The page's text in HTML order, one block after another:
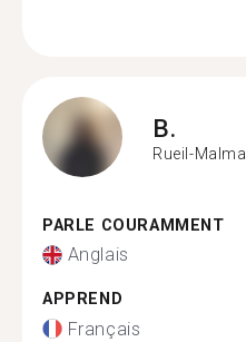
B.
Rueil-
PARLE COURAMMENT
Anglais
APPREND
Français